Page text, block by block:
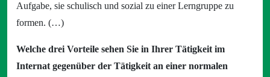
Aufgabe, sie schulisch und sozial zu einer Lerngruppe zu
formen. (…)
Welche drei Vorteile sehen Sie in Ihrer Tätigkeit im
Internat gegenüber der Tätigkeit an einer normalen